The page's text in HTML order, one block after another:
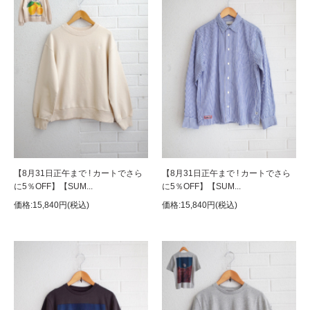
【8月31日正午まで ! カートでさら
に5％OFF】【SUM...
価格:15,840円(税込)
【8月31日正午まで ! カートでさら
に5％OFF】【SUM...
価格:15,840円(税込)